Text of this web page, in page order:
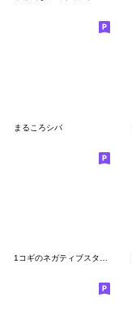
まるころシバ